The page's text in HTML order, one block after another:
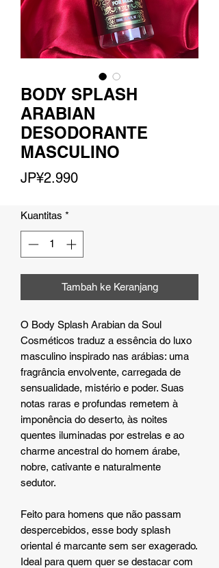
BODY SPLASH
ARABIAN
DESODORANTE
MASCULINO
JP¥2.990Harga
Kuantitas *
Tambah ke Keranjang
O Body Splash Arabian da Soul
Cosméticos traduz a essência do luxo
masculino inspirado nas arábias: uma
fragrância envolvente, carregada de
sensualidade, mistério e poder. Suas
notas raras e profundas remetem à
imponência do deserto, às noites
quentes iluminadas por estrelas e ao
charme ancestral do homem árabe,
nobre, cativante e naturalmente
sedutor.
Feito para homens que não passam
despercebidos, esse body splash
oriental é marcante sem ser exagerado.
Ideal para quem quer se destacar com